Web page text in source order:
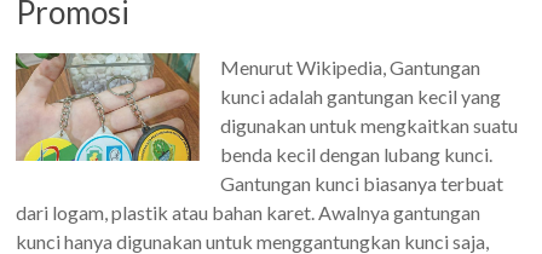
Promosi
Menurut Wikipedia, Gantungan
kunci adalah gantungan kecil yang
digunakan untuk mengkaitkan suatu
benda kecil dengan lubang kunci.
Gantungan kunci biasanya terbuat
dari logam, plastik atau bahan karet. Awalnya gantungan
kunci hanya digunakan untuk menggantungkan kunci saja,